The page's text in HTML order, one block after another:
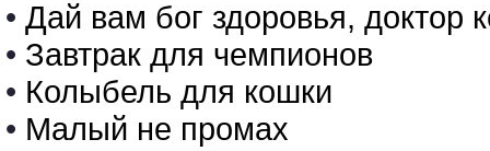
• Дай вам бог здоровья, доктор
• Завтрак для чемпионов
• Колыбель для кошки
• Малый не промах